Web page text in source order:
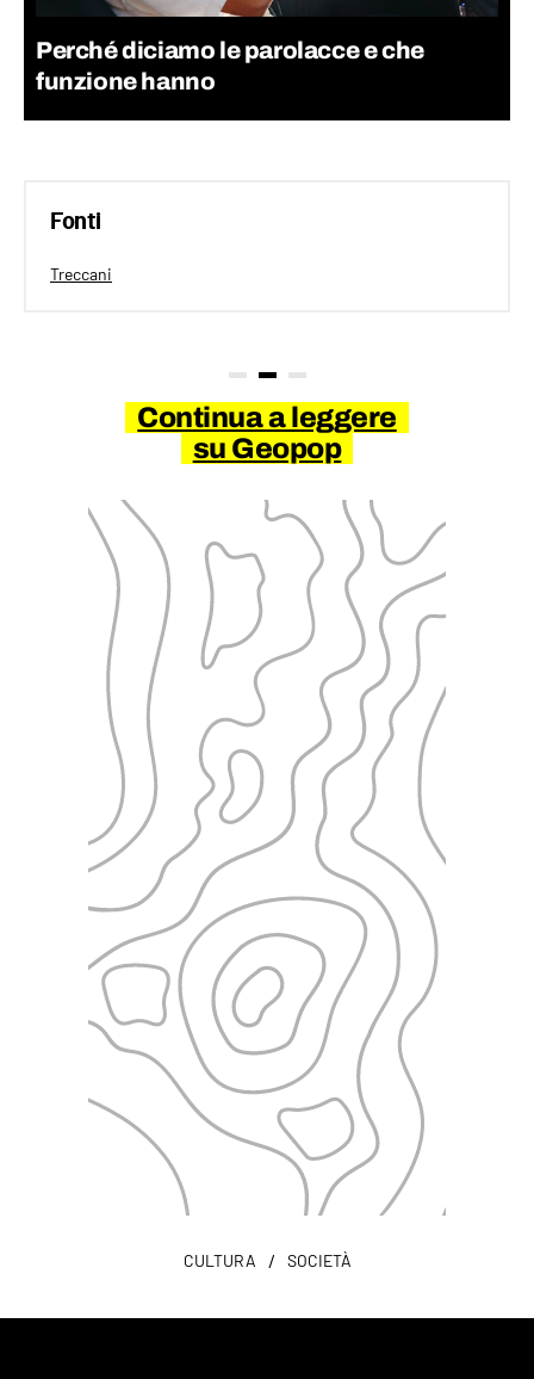
Perché diciamo le parolacce e che
funzione hanno
Fonti
Treccani
Continua a leggere
su Geopop
CULTURA / SOCIETÀ